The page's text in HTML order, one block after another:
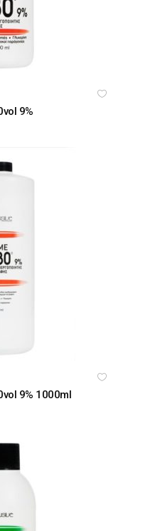
9%
9% 1000ml